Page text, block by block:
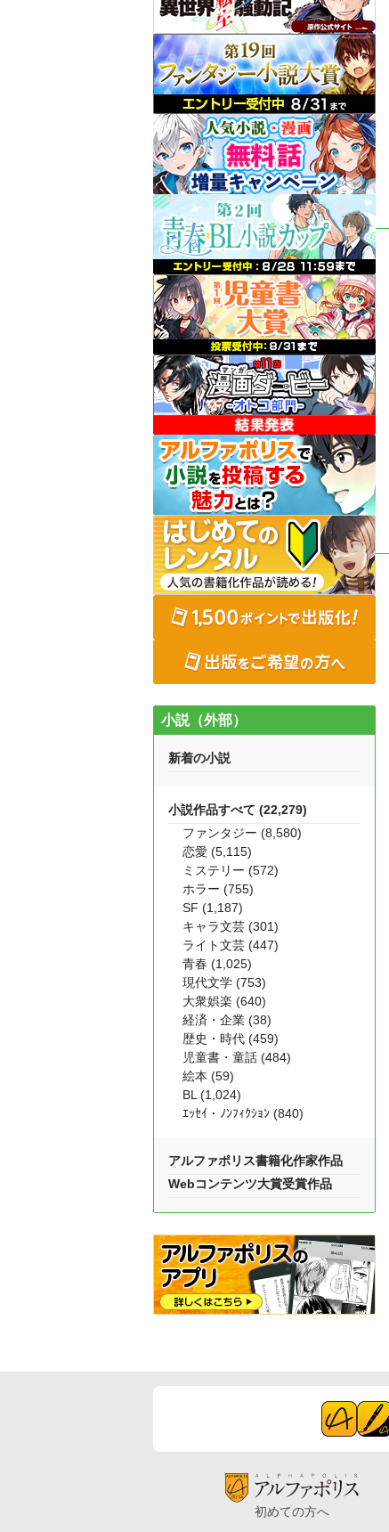
小説（外部）
新着の小説
小説作品すべて (22,279)
ファンタジー (8,580)
恋愛 (5,115)
ミステリー (572)
ホラー (755)
SF (1,187)
キャラ文芸 (301)
ライト文芸 (447)
青春 (1,025)
現代文学 (753)
大衆娯楽 (640)
経済・企業 (38)
歴史・時代 (459)
児童書・童話 (484)
絵本 (59)
BL (1,024)
ｴｯｾｲ・ﾉﾝﾌｨｸｼｮﾝ (840)
アルファポリス書籍化作家作品
Webコンテンツ大賞受賞作品
初めての方へ